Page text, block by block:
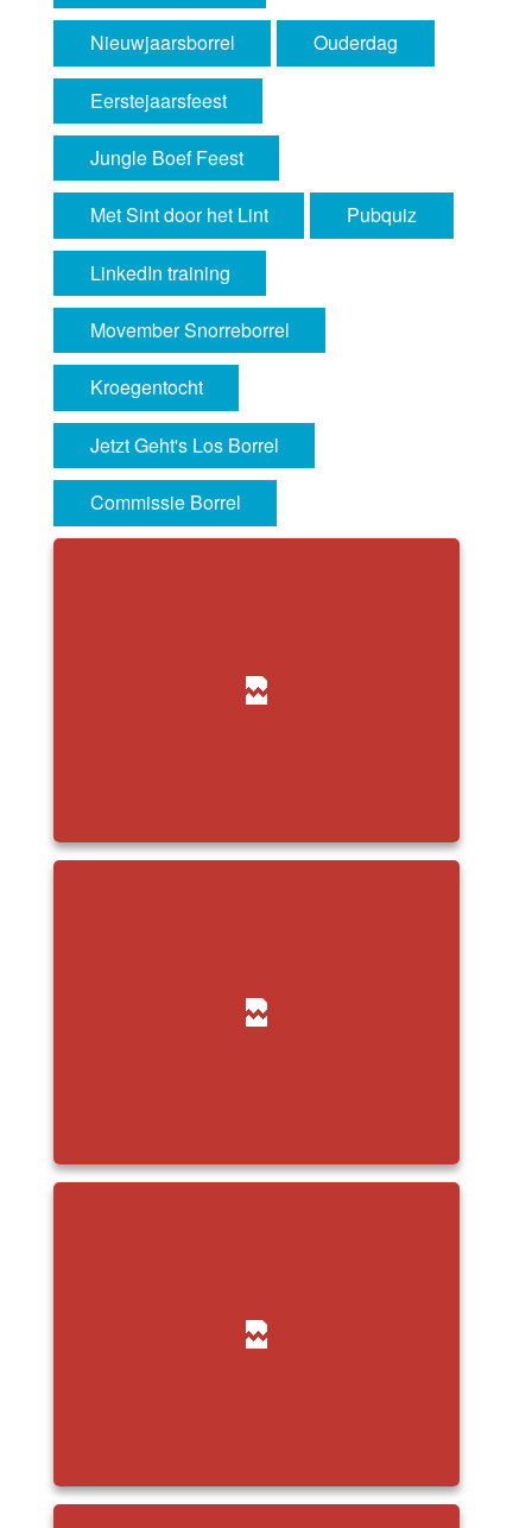
Nieuwjaarsborrel Ouderdag
Eerstejaarsfeest
Jungle Boef Feest
Met Sint door het Lint Pubquiz
LinkedIn training
Movember Snorreborrel
Kroegentocht
Jetzt Geht's Los Borrel
Commissie Borrel